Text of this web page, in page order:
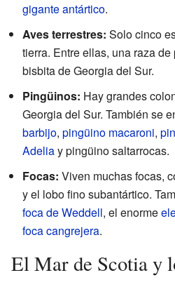
gigante antártico.
Aves terrestres: Solo cinco
tierra. Entre ellas, una raza
bisbita de Georgia del Sur.
Pingüinos: Hay grandes
Georgia del Sur. También se
barbijo, pingüino macaroni,
Adeliay pingüino saltarrocas.
Focas: Viven muchas focas,
y el lobo fino subantártico.
foca de Weddell, el enorme
foca cangrejera.
El Mar de Scotia y